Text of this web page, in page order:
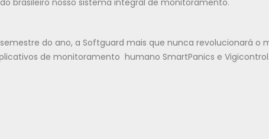
brasileiro nosso sistema integral de monitoramento.
do ano, a Softguard mais que nunca revolucionará o
de monitoramento humano SmartPanics e Vigicontrol.